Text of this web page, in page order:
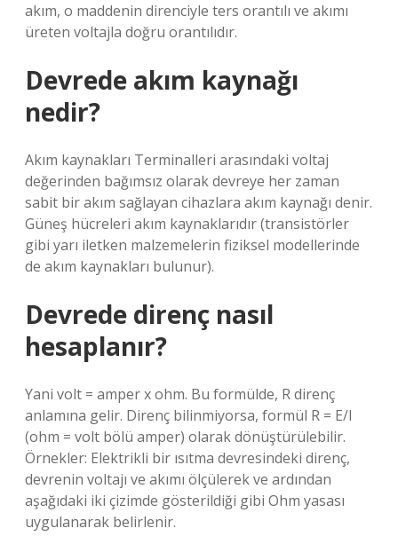
akım, o maddenin direnciyle ters orantılı ve akımı
üreten voltajla doğru orantılıdır.
Devrede akım kaynağı
nedir?
Akım kaynakları Terminalleri arasındaki voltaj
değerinden bağımsız olarak devreye her zaman
sabit bir akım sağlayan cihazlara akım kaynağı denir.
Güneş hücreleri akım kaynaklarıdır (transistörler
gibi yarı iletken malzemelerin fiziksel modellerinde
de akım kaynakları bulunur).
Devrede direnç nasıl
hesaplanır?
Yani volt = amper x ohm. Bu formülde, R direnç
anlamına gelir. Direnç bilinmiyorsa, formül R = E/I
(ohm = volt bölü amper) olarak dönüştürülebilir.
Örnekler: Elektrikli bir ısıtma devresindeki direnç,
devrenin voltajı ve akımı ölçülerek ve ardından
aşağıdaki iki çizimde gösterildiği gibi Ohm yasası
uygulanarak belirlenir.